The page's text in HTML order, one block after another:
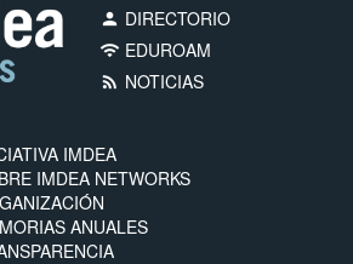
person DIRECTORIO
wifi EDUROAM
rss_feed NOTICIAS
IMDEA
IMDEA NETWORKS
ANUALES